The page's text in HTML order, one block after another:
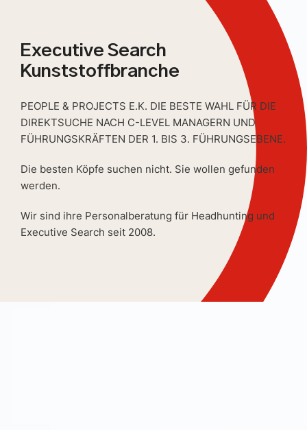
Executive Search
Kunststoffbranche
PEOPLE & PROJECTS E.K. DIE BESTE WAHL FÜR DIE
DIREKTSUCHE NACH C-LEVEL MANAGERN UND
FÜHRUNGSKRÄFTEN DER 1. BIS 3. FÜHRUNGSEBENE.
Die besten Köpfe suchen nicht. Sie wollen gefunden
werden.
Wir sind ihre Personalberatung für Headhunting und
Executive Search seit 2008.